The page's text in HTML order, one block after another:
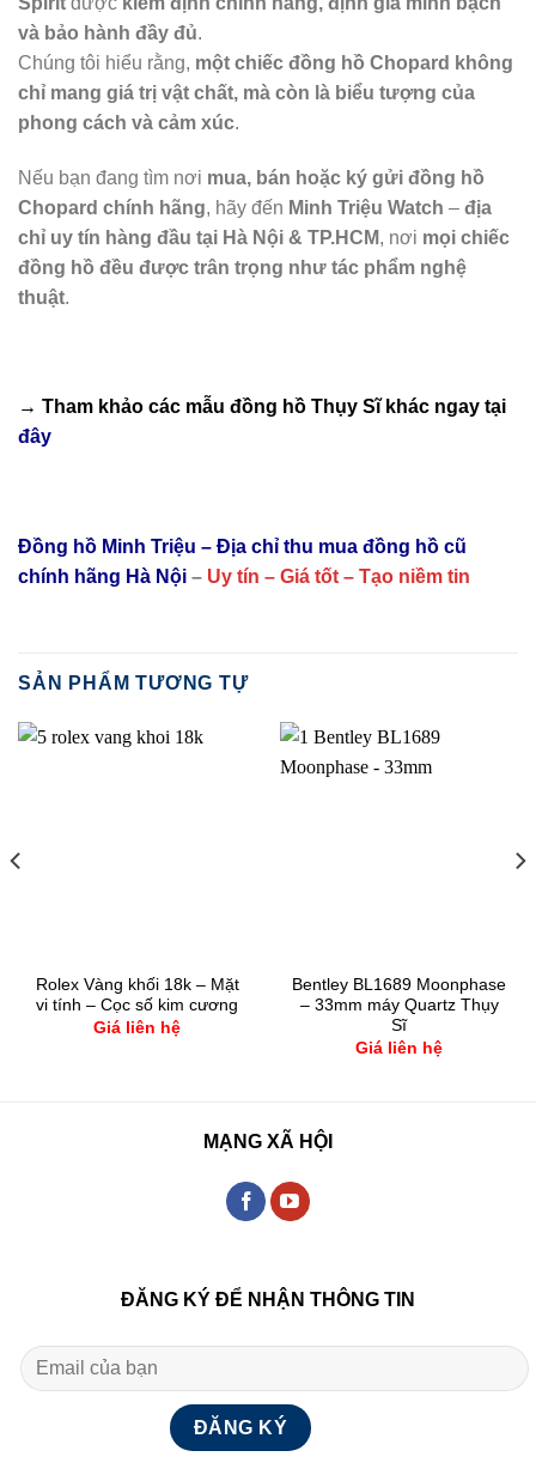
và bảo hành đầy đủ.
Chúng tôi hiểu rằng, một chiếc đồng hồ Chopard không
chỉ mang giá trị vật chất, mà còn là biểu tượng của
phong cách và cảm xúc.
Nếu bạn đang tìm nơi mua, bán hoặc ký gửi đồng hồ
Chopard chính hãng, hãy đến Minh Triệu Watch – địa
chỉ uy tín hàng đầu tại Hà Nội & TP.HCM, nơi mọi chiếc
đồng hồ đều được trân trọng như tác phẩm nghệ
thuật.
→ Tham khảo các mẫu đồng hồ Thụy Sĩkhác ngay tại
đây
Đồng hồ Minh Triệu – Địa chỉ thu mua đồng hồ cũ
chính hãng Hà Nội – Uy tín – Giá tốt – Tạo niềm tin
SẢN PHẨM TƯƠNG TỰ
Rolex Vàng khối 18k – Mặt
vi tính – Cọc số kim cương
Giá liên hệ
Bentley BL1689 Moonphase
– 33mm máy Quartz Thụy
Sĩ
Giá liên hệ
MẠNG XÃ HỘI
ĐĂNG KÝ ĐỂ NHẬN THÔNG TIN